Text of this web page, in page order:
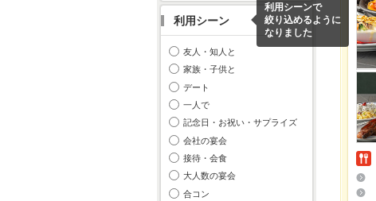
利用シーン
利用シーンで
絞り込めるように
なりました
友人・知人と
家族・子供と
デート
一人で
記念日・お祝い・サプライズ
会社の宴会
接待・会食
大人数の宴会
合コン